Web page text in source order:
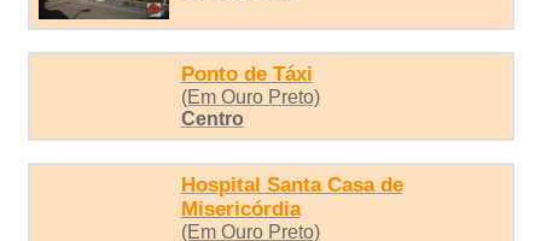
Ponto de Táxi
(Em Ouro Preto)
Centro
Hospital Santa Casa de
Misericórdia
(Em Ouro Preto)